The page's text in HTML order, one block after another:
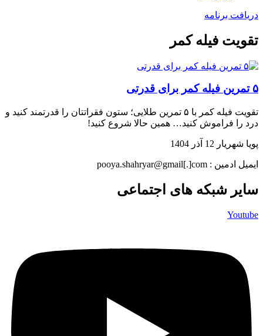
دریافت برنامه
تقویت فیله کمر
۵ تمرین فیله کمر برای قدرتی‌‌‌‌‌‌‌‌‌‌‌‌‌‌‌‌‌‌‌‌‌‌‌‌‌‌‌‌‌‌‌‌‌‌‌‌‌
تقویت فیله کمر با ۵ تمرین طلایی؛ ستون فقراتتان را قدرتمند کنید و
درد را فراموش کنید… همین حالا شروع کنید!
پویا شهریار 12 آذر 1404
ایمیل ادمین : pooya.shahryar@gmail[.]com
سایر شبکه های اجتماعی
Youtube